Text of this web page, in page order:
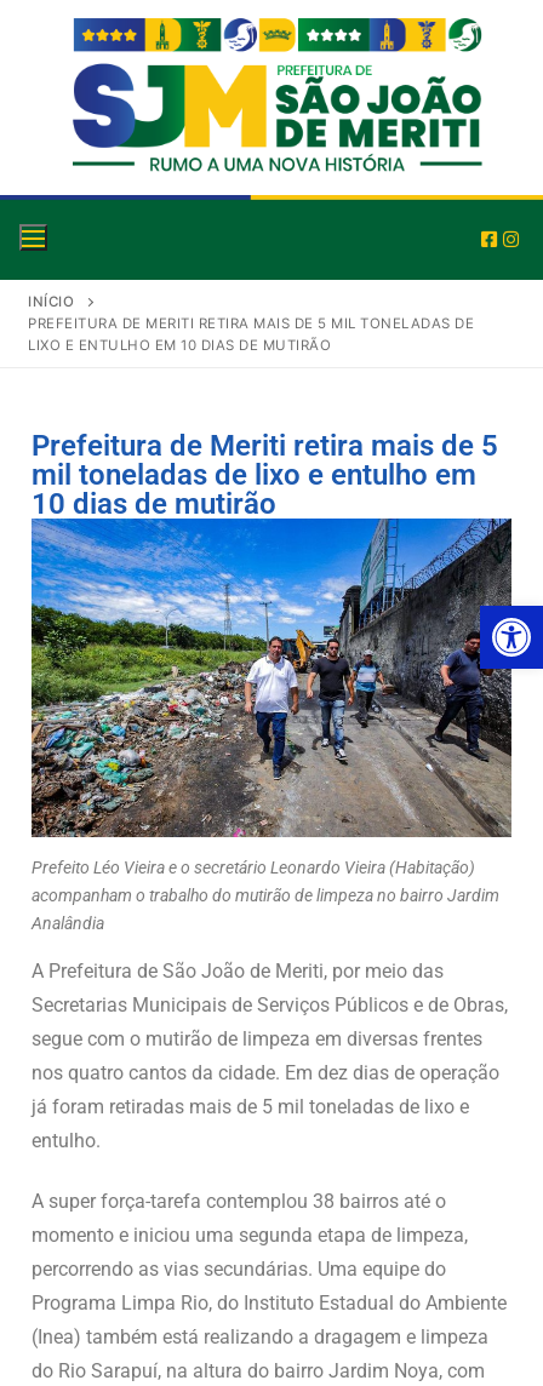
INÍCIO
PREFEITURA DE MERITI RETIRA MAIS DE 5 MIL TONELADAS DE
LIXO E ENTULHO EM 10 DIAS DE MUTIRÃO
Prefeitura de Meriti retira mais de 5
mil toneladas de lixo e entulho em
10 dias de mutirão
Prefeito Léo Vieira e o secretário Leonardo Vieira (Habitação)
acompanham o trabalho do mutirão de limpeza no bairro Jardim
Analândia
A Prefeitura de São João de Meriti, por meio das
Secretarias Municipais de Serviços Públicos e de Obras,
segue com o mutirão de limpeza em diversas frentes
nos quatro cantos da cidade. Em dez dias de operação
já foram retiradas mais de 5 mil toneladas de lixo e
entulho.
A super força-tarefa contemplou 38 bairros até o
momento e iniciou uma segunda etapa de limpeza,
percorrendo as vias secundárias. Uma equipe do
Programa Limpa Rio, do Instituto Estadual do Ambiente
(Inea) também está realizando a dragagem e limpeza
do Rio Sarapuí, na altura do bairro Jardim Noya, com